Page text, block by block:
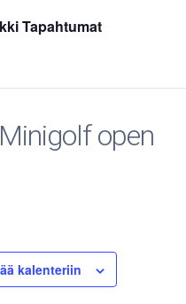
Tapahtumat
open
kalenteriin